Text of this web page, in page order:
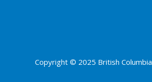
Copyright © 2025 British